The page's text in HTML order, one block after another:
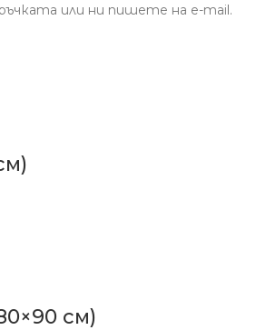
или ни пишете на e-mail.
см)